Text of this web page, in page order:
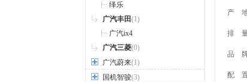
绎乐
广汽丰田(1)
广汽ix4
广汽三菱(0)
广汽蔚来(1)
国机智骏(3)
产 地
排 量
品 牌
配 置